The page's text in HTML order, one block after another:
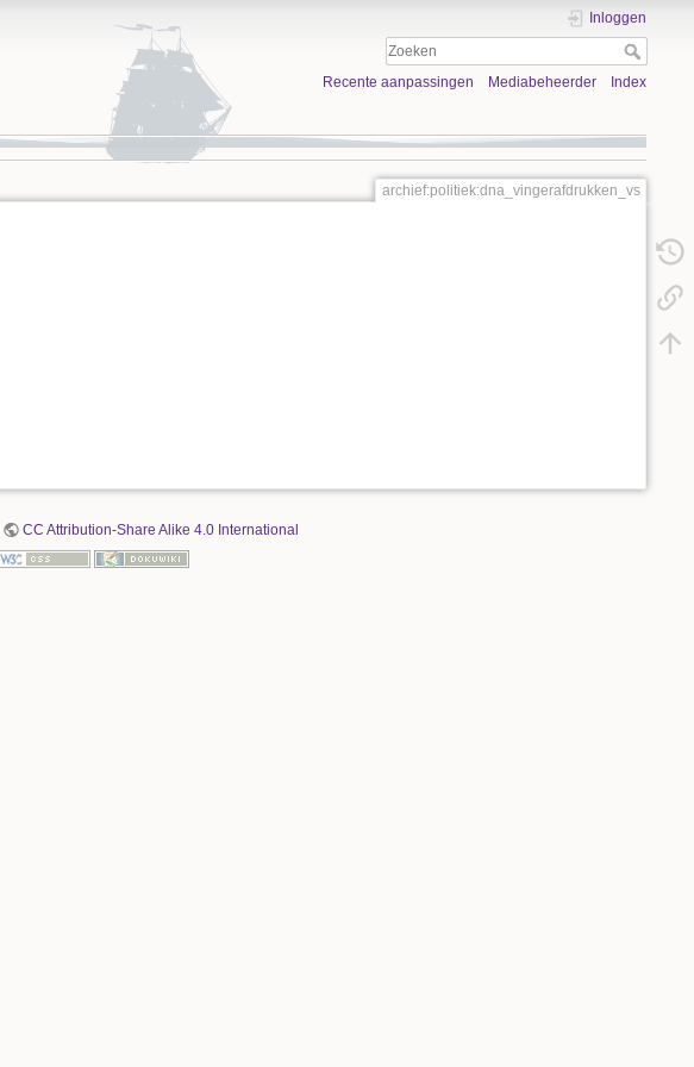
Inloggen
Recente aanpassingen Mediabeheerder Index
archief:politiek:dna_vingerafdrukken_vs
CC Attribution-Share Alike 4.0 International